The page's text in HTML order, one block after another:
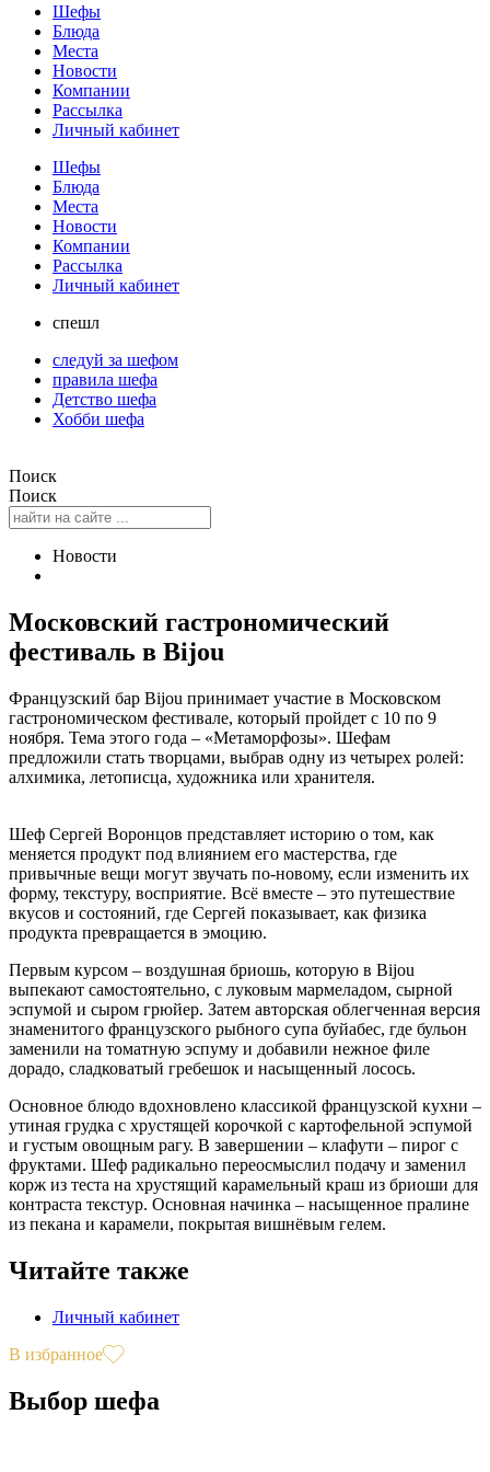
Шефы
Блюда
Места
Новости
Компании
Рассылка
Личный кабинет
Шефы
Блюда
Места
Новости
Компании
Рассылка
Личный кабинет
спешл
следуй за шефом
правила шефа
Детство шефа
Хобби шефа
Поиск
Поиск
Новости
Московский гастрономический
фестиваль в Bijou
Французский бар Bijou принимает участие в Московском
гастрономическом фестивале, который пройдет с 10 по 9
ноября. Тема этого года – «Метаморфозы». Шефам
предложили стать творцами, выбрав одну из четырех ролей:
алхимика, летописца, художника или хранителя.
Шеф Сергей Воронцов представляет историю о том, как
меняется продукт под влиянием его мастерства, где
привычные вещи могут звучать по-новому, если изменить их
форму, текстуру, восприятие. Всё вместе – это путешествие
вкусов и состояний, где Сергей показывает, как физика
продукта превращается в эмоцию.
Первым курсом – воздушная бриошь, которую в Bijou
выпекают самостоятельно, с луковым мармеладом, сырной
эспумой и сыром грюйер. Затем авторская облегченная версия
знаменитого французского рыбного супа буйабес, где бульон
заменили на томатную эспуму и добавили нежное филе
дорадо, сладковатый гребешок и насыщенный лосось.
Основное блюдо вдохновлено классикой французской кухни –
утиная грудка с хрустящей корочкой с картофельной эспумой
и густым овощным рагу. В завершении – клафути – пирог с
фруктами. Шеф радикально переосмыслил подачу и заменил
корж из теста на хрустящий карамельный краш из бриоши для
контраста текстур. Основная начинка – насыщенное пралине
из пекана и карамели, покрытая вишнёвым гелем.
Читайте также
Личный кабинет
В избранное
Выбор шефа